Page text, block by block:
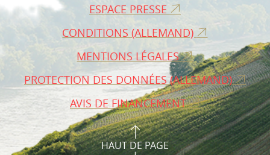
ESPACE PRESSE
CONDITIONS (ALLEMAND)
MENTIONS LÉGALES
PROTECTION DES DONNÉES (ALLEMAND)
AVIS DE FINANCEMENT
HAUT DE PAGE